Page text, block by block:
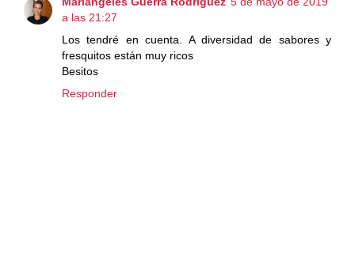
a las 21:27
Los tendré en cuenta. A diversidad de sabores y
fresquitos están muy ricos
Besitos
Responder